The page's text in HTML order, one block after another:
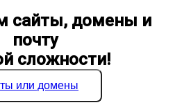
сайты, домены и
почту
сложности!
или домены